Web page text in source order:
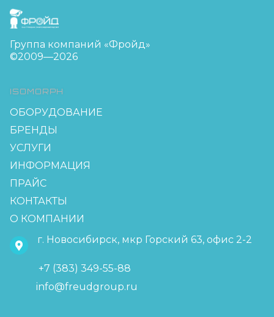
FreudGroup
Группа компаний «Фройд»
©2009—2026
ISOMORPH
ОБОРУДОВАНИЕ
БРЕНДЫ
УСЛУГИ
ИНФОРМАЦИЯ
ПРАЙС
КОНТАКТЫ
О КОМПАНИИ
г. Новосибирск, мкр Горский 63, офис 2-2
+7 (383) 349-55-88
info@freudgroup.ru